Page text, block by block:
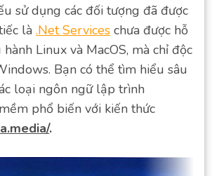
sử dụng các đối tượng đã được
là.Net Services chưa được hỗ
Linux và MacOS, mà chỉ độc
Bạn có thể tìm hiểu sâu
loại ngôn ngữ lập trình
phổ biến với kiến thức
.